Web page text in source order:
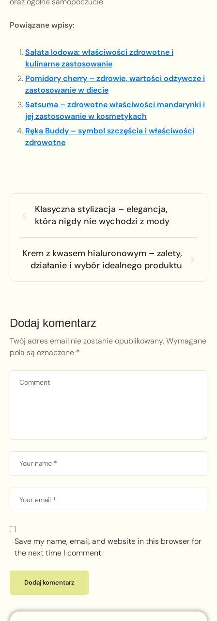
Powiązane wpisy:
Sałata lodowa: właściwości zdrowotne i
kulinarne zastosowanie
Pomidory cherry – zdrowie, wartości odżywcze i
zastosowanie w diecie
Satsuma – zdrowotne właściwości mandarynki i
jej zastosowanie w kosmetykach
Ręka Buddy – symbol szczęścia i właściwości
zdrowotne
Klasyczna stylizacja – elegancja,
która nigdy nie wychodzi z mody
Krem z kwasem hialuronowym – zalety,
działanie i wybór idealnego produktu
Dodaj komentarz
Twój adres email nie zostanie opublikowany.Wymagane
pola są oznaczone *
Save my name, email, and website in this browser for
the next time I comment.